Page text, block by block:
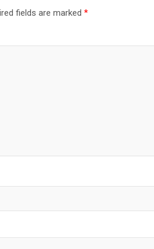
fields are marked *